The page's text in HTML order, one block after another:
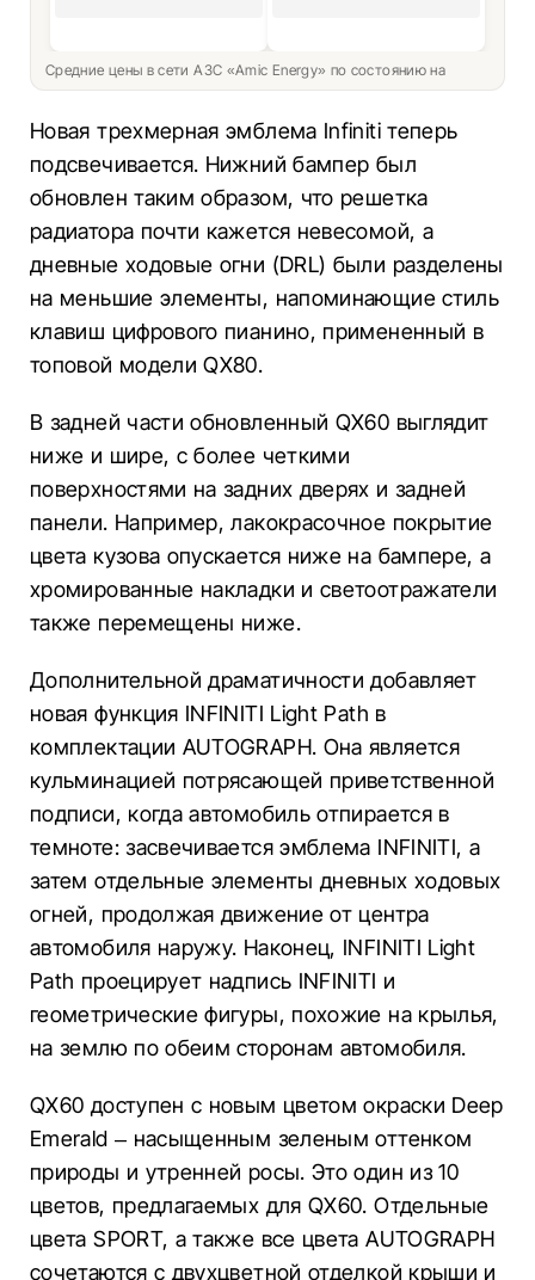
Средние цены в сети АЗС «Amic Energy» по состоянию на
Новая трехмерная эмблема Infiniti теперь
подсвечивается. Нижний бампер был
обновлен таким образом, что решетка
радиатора почти кажется невесомой, а
дневные ходовые огни (DRL) были разделены
на меньшие элементы, напоминающие стиль
клавиш цифрового пианино, примененный в
топовой модели QX80.
В задней части обновленный QX60 выглядит
ниже и шире, с более четкими
поверхностями на задних дверях и задней
панели. Например, лакокрасочное покрытие
цвета кузова опускается ниже на бампере, а
хромированные накладки и светоотражатели
также перемещены ниже.
Дополнительной драматичности добавляет
новая функция INFINITI Light Path в
комплектации AUTOGRAPH. Она является
кульминацией потрясающей приветственной
подписи, когда автомобиль отпирается в
темноте: засвечивается эмблема INFINITI, а
затем отдельные элементы дневных ходовых
огней, продолжая движение от центра
автомобиля наружу. Наконец, INFINITI Light
Path проецирует надпись INFINITI и
геометрические фигуры, похожие на крылья,
на землю по обеим сторонам автомобиля.
QX60 доступен с новым цветом окраски Deep
Emerald – насыщенным зеленым оттенком
природы и утренней росы. Это один из 10
цветов, предлагаемых для QX60. Отдельные
цвета SPORT, а также все цвета AUTOGRAPH
сочетаются с двухцветной отделкой крыши и